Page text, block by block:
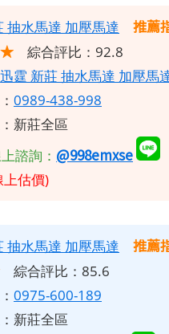
抽水馬達 加壓馬達
推薦
綜合評比：92.8
迅霆 新莊 抽水馬達 加壓馬
0989-438-998
新莊全區
諮詢： @998emxse
估價)
抽水馬達 加壓馬達
推薦
綜合評比：85.6
0975-600-189
新莊全區